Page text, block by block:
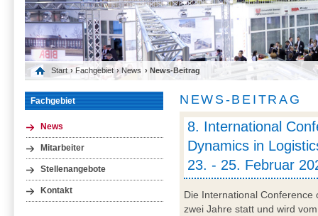
Start › Fachgebiet › News › News-Beitrag
Fachgebiet
News
Mitarbeiter
Stellenangebote
Kontakt
NEWS-BEITRAG
8. International
Dynamics in
23. - 25. Februar
Die International Conference
zwei Jahre statt und wird